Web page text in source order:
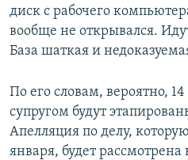
диск с рабочего
вообще не открывался.
База шаткая и
По его словам, вероятно,
супругом будут
Апелляция по делу,
января, будет